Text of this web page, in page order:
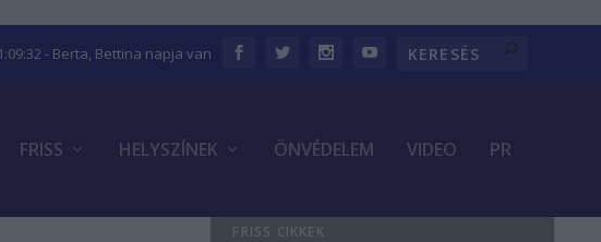
- Berta, Bettina napja van
FRISS HELYSZÍNEK ÖNVÉDELEM VIDEO PR
FRISS CIKKEK